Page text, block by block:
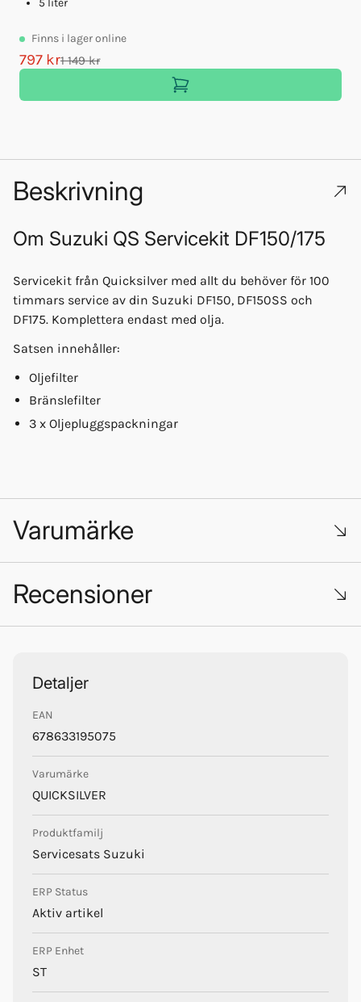
Finns i lager online
797 kr1 149 kr
Beskrivning
Om Suzuki QS Servicekit DF150/175
Servicekit från Quicksilver med allt du behöver för 100
timmars service av din Suzuki DF150, DF150SS och
DF175. Komplettera endast med olja.
Satsen innehåller:
Oljefilter
Bränslefilter
3 x Oljepluggspackningar
Varumärke
Quicksilver
Recensioner
Detaljer
EAN
678633195075
Varumärke
QUICKSILVER
Produktfamilj
Servicesats Suzuki
ERP Status
Aktiv artikel
ERP Enhet
ST